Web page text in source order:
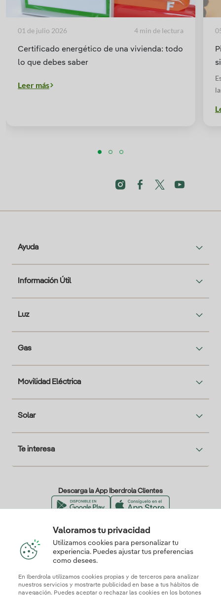
Certificado energético de una vivienda: todo
lo que debes saber
01 de julio 2026 4 min de lectura
Leer más
Ayuda
Información Útil
Luz
Gas
Movilidad Eléctrica
Solar
Te interesa
Descarga la App Iberdrola Clientes
Nuestros certificados de confianza
Valoramos tu privacidad
Utilizamos cookies para personalizar tu
experiencia. Puedes ajustar tus preferencias
como desees.
En Iberdrola utilizamos cookies propias y de terceros para analizar
nuestros servicios y mostrarte publicidad en base a tus hábitos de
navegación. Puedes aceptar o rechazar las cookies en los botones